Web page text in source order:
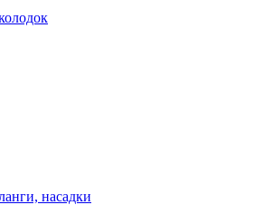
насадки